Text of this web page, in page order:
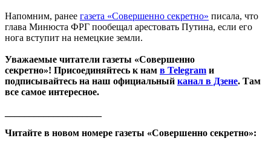
Напомним, ранее газета «Совершенно секретно» писала, что
глава Минюста ФРГ пообещал арестовать Путина, если его
нога вступит на немецкие земли.
Уважаемые читатели газеты «Совершенно
секретно»! Присоединяйтесь к нам в Telegram и
подписывайтесь на наш официальный канал в Дзене. Там
все самое интересное.
Читайте в новом номере газеты «Совершенно секретно»: